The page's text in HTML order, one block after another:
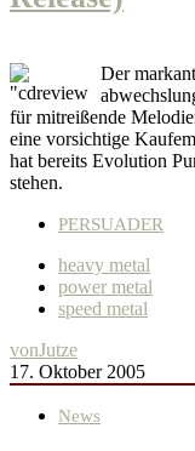
Der
für mitreißende
eine vorsichtige
hat bereits Evolution
stehen.
PERSUADER
heavy metal
power metal
speed metal
vonJutze
17. Oktober 2005
News